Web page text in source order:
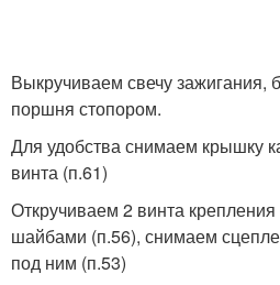
Выкручиваем свечу зажигания,
поршня стопором.
Для удобства снимаем крышку
винта (п.61)
Откручиваем 2 винта
шайбами (п.56), снимаем
под ним (п.53)